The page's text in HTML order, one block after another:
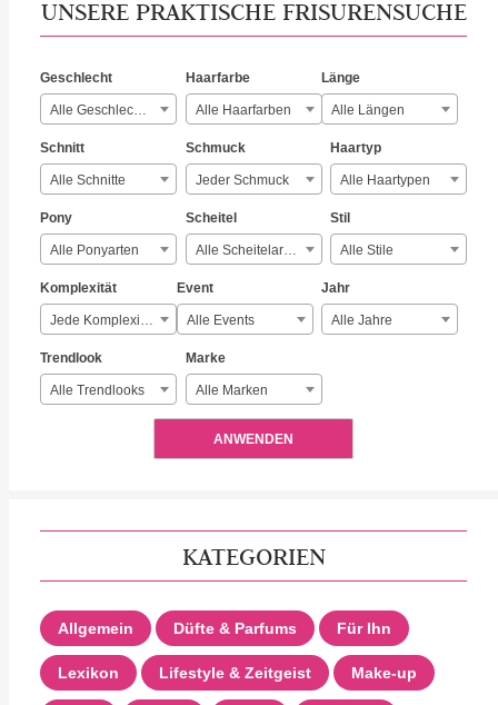
UNSERE PRAKTISCHE FRISURENSUCHE
Geschlecht
Alle Geschlechter
Haarfarbe
Alle Haarfarben
Länge
Alle Längen
Schnitt
Alle Schnitte
Schmuck
Jeder Schmuck
Haartyp
Alle Haartypen
Pony
Alle Ponyarten
Scheitel
Alle Scheitelarten
Stil
Alle Stile
Komplexität
Jede Komplexität
Event
Alle Events
Jahr
Alle Jahre
Trendlook
Alle Trendlooks
Marke
Alle Marken
ANWENDEN
KATEGORIEN
Allgemein Düfte & Parfums Für Ihn
Lexikon Lifestyle & Zeitgeist Make-up